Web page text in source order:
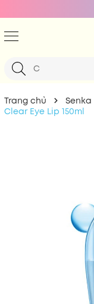
Trang chủ Senka
Clear Eye Lip 150ml